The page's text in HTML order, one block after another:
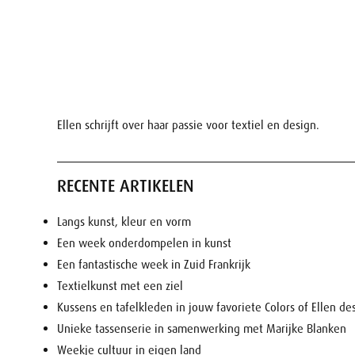
Ellen schrijft over haar passie voor textiel en design.
RECENTE ARTIKELEN
Langs kunst, kleur en vorm
Een week onderdompelen in kunst
Een fantastische week in Zuid Frankrijk
Textielkunst met een ziel
Kussens en tafelkleden in jouw favoriete Colors of Ellen
Unieke tassenserie in samenwerking met Marijke Blanken
Weekje cultuur in eigen land